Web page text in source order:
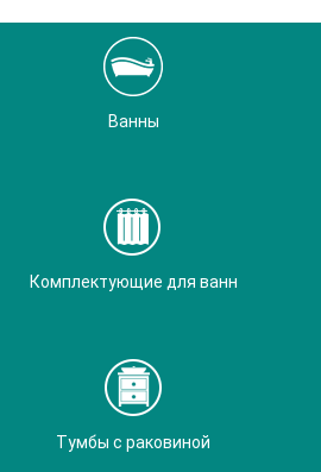
Ванны
Комплектующие для ванн
Тумбы с раковиной